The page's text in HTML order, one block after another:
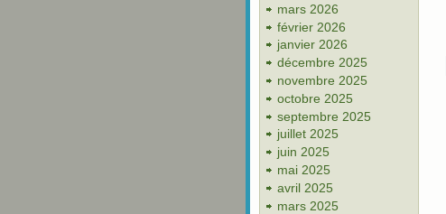
mars 2026
février 2026
janvier 2026
décembre 2025
novembre 2025
octobre 2025
septembre 2025
juillet 2025
juin 2025
mai 2025
avril 2025
mars 2025